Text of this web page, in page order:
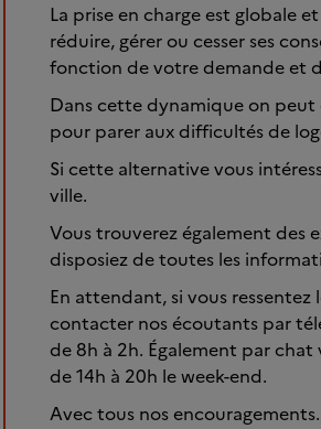
La prise en charge est globale
réduire, gérer ou cesser ses
fonction de votre demande et
Dans cette dynamique on
pour parer aux difficultés de
Si cette alternative vous
ville.
Vous trouverez également des
disposiez de toutes les
En attendant, si vous
contacter nos écoutants par
de 8h à 2h. Également par
de 14h à 20h le week-end.
Avec tous nos encouragements.